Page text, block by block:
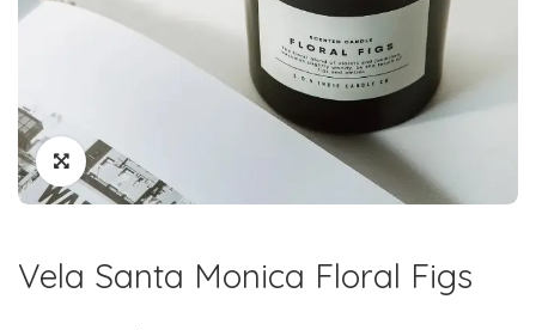
Vela Santa Monica Floral Figs